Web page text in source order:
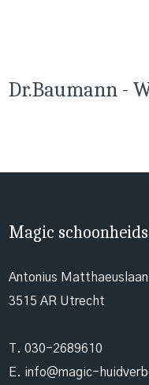
Dr.Baumann -
Magic
Antonius
3515 AR Utrecht
T. 030-2689610
E. info@magic-